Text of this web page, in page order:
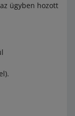
ügyben hozott